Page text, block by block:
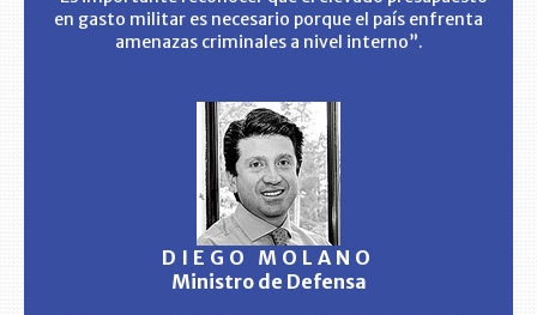
en gasto militar es necesario porque el país enfrenta
amenazas criminales a nivel interno”.
DIEGO MOLANO
Ministro de Defensa